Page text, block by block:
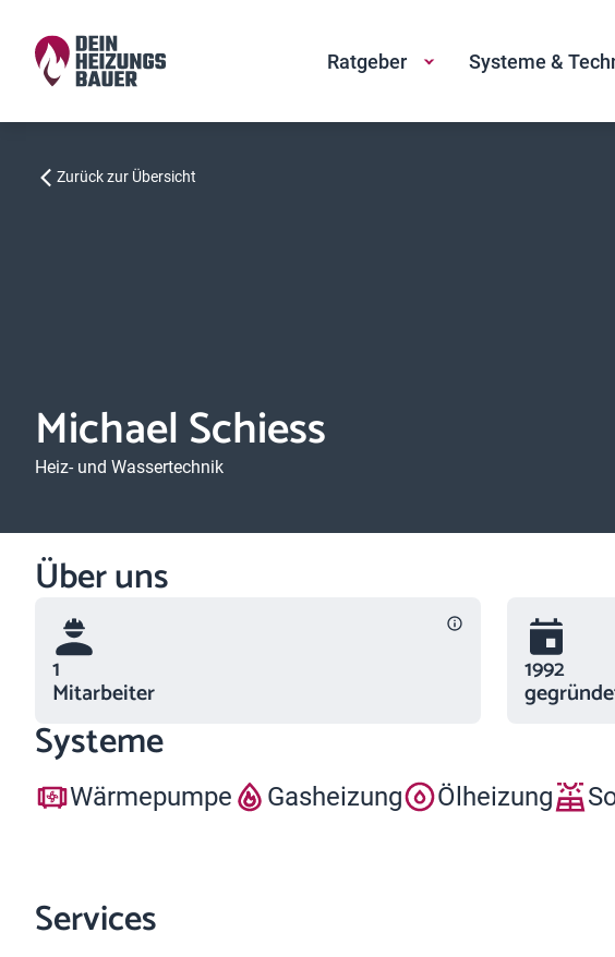
Ratgeber Systeme &
Zurück zur Übersicht
Michael Schiess
Heiz- und Wassertechnik
Über uns
1
Mitarbeiter
1992
Systeme
Wärmepumpe Gasheizung Ölheizung
Services